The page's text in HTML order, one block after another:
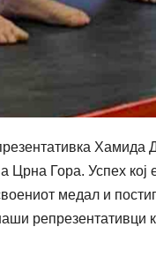
Црна Гора. Успех кој
медал и